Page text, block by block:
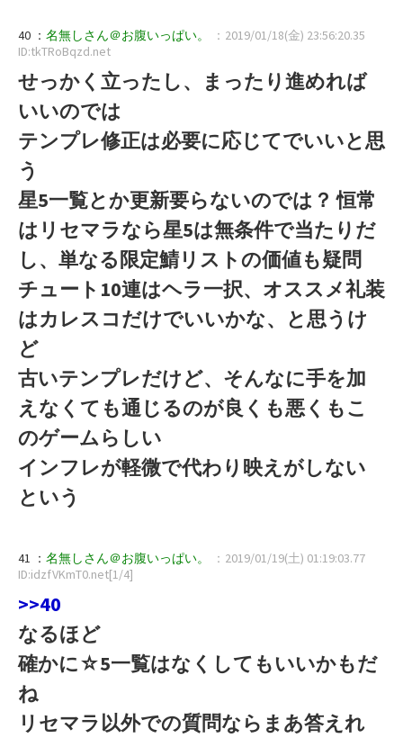
40 ： 名無しさん＠お腹いっぱい。
：2019/01/18(金) 23:56:20.35
ID:tkTRoBqzd.net
せっかく立ったし、まったり進めれば
いいのでは
テンプレ修正は必要に応じてでいいと思
う
星5一覧とか更新要らないのでは？ 恒常
はリセマラなら星5は無条件で当たりだ
し、単なる限定鯖リストの価値も疑問
チュート10連はヘラ一択、オススメ礼装
はカレスコだけでいいかな、と思うけ
ど
古いテンプレだけど、そんなに手を加
えなくても通じるのが良くも悪くもこ
のゲームらしい
インフレが軽微で代わり映えがしない
という
41 ： 名無しさん＠お腹いっぱい。
：2019/01/19(土) 01:19:03.77
ID:idzfVKmT0.net[1/4]
>>40
なるほど
確かに☆5一覧はなくしてもいいかもだ
ね
リセマラ以外での質問ならまあ答えれ